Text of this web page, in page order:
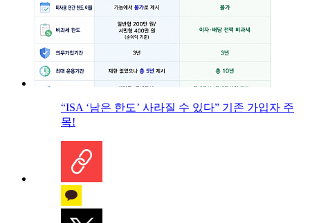
“ISA ‘남은 한도’ 사라질 수 있다” 기존 가입자 주
목!